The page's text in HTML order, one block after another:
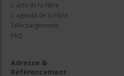
L’ actu de la Fibre
L’ agenda de la Fibre
Téléchargements
FAQ
Adresse &
Référencement